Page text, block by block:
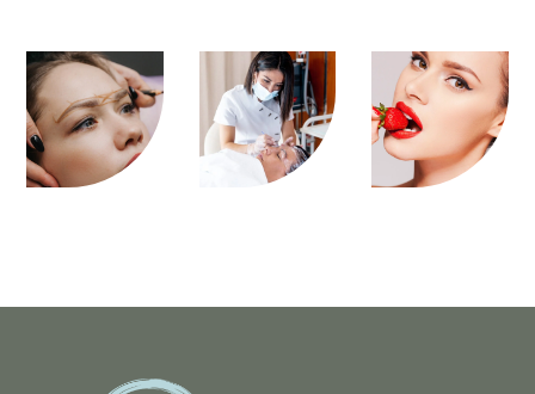
ACI
ÓN
ACI
ÓN
ACI
ÓN